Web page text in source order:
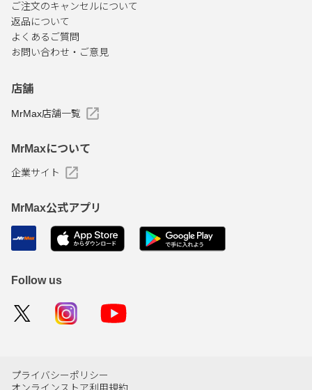
ご注文のキャンセルについて
返品について
よくあるご質問
お問い合わせ・ご意見
店舗
MrMax店舗一覧
MrMaxについて
企業サイト
MrMax公式アプリ
Follow us
プライバシーポリシー